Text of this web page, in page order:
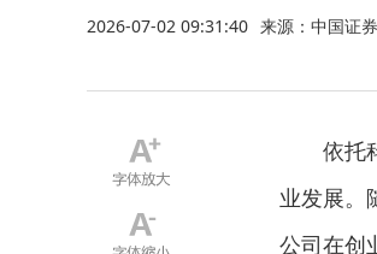
2026-07-02 09:31:40 来源：中国证
依托科
业发展。
公司在创